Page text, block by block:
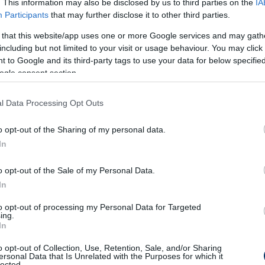
This information may also be disclosed by us to third parties on the
Participants that may further disclose it to other third parties.
this website/app uses one or more Google services and may
but not limited to your visit or usage behaviour. You may
to Google and its third-party tags to use your data for below
consent section.
Data Processing Opt Outs
opt-out of the Sharing of my personal data.
opt-out of the Sale of my Personal Data.
opt-out of processing my Personal Data for Targeted
opt-out of Collection, Use, Retention, Sale, and/or Sharing
Data that Is Unrelated with the Purposes for which it
February 18, 2022
ajánlatot tett az Atlético Mineiro 17
Romano)
Manchester United középpályásának, Paul
hozták a 28 éves játékossal, akinek
a Rennes 19 éves belga szélsője,
vetett a 24 éves játékosra, mivel a nyáron